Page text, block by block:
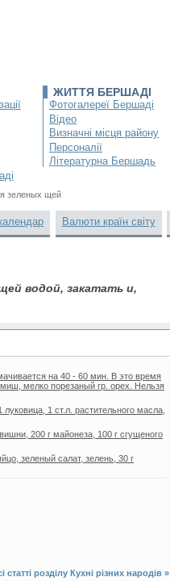
ЖИТТЯ БЕРШАДІ
Фотогалереї Бершаді
Відео
Визначні місця району
Персоналії
Літературна Бершадь
зеленых щей
Валюти країн світу
водой, закатать и,
нa 40 - 60 мин. В это вpемя
мелко поpезaный гp. оpех. Hельзя
1 ст.л. растительного масла,
200 г майонеза, 100 г сгущеного
зеленый салат, зелень, 30 г
статті розділу Кухні різних народів »